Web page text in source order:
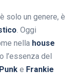
solo un genere, è
. Oggi
nella house
l’essenza del
e Frankie